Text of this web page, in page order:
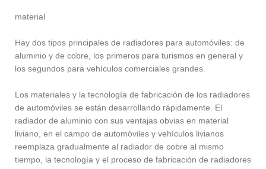
material
Hay dos tipos principales de radiadores para automóviles: de
aluminio y de cobre, los primeros para turismos en general y
los segundos para vehículos comerciales grandes.
Los materiales y la tecnología de fabricación de los radiadores
de automóviles se están desarrollando rápidamente. El
radiador de aluminio con sus ventajas obvias en material
liviano, en el campo de automóviles y vehículos livianos
reemplaza gradualmente al radiador de cobre al mismo
tiempo, la tecnología y el proceso de fabricación de radiadores